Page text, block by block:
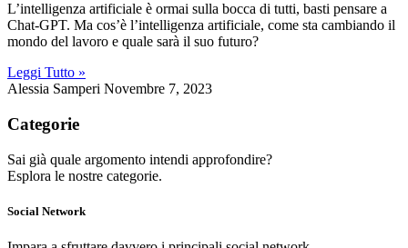
L’intelligenza artificiale è ormai sulla bocca di tutti, basti pensare a
Chat-GPT. Ma cos’è l’intelligenza artificiale, come sta cambiando il
mondo del lavoro e quale sarà il suo futuro?
Leggi Tutto »
Alessia Samperi Novembre 7, 2023
Categorie
Sai già quale argomento intendi approfondire?
Esplora le nostre categorie.
Social Network